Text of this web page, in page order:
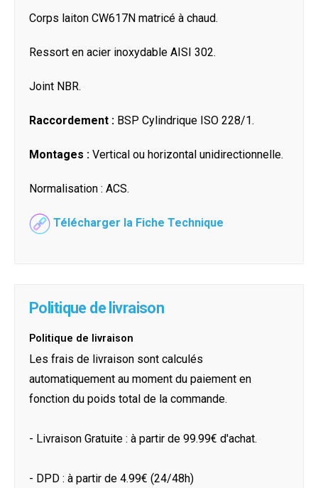
Corps laiton CW617N matricé à chaud.
Ressort en acier inoxydable AISI 302.
Joint NBR.
Raccordement : BSP Cylindrique ISO 228/1.
Montages : Vertical ou horizontal unidirectionnelle.
Normalisation : ACS.
Télécharger la Fiche Technique
Politique de livraison
Politique de livraison
Les frais de livraison sont calculés
automatiquement au moment du paiement en
fonction du poids total de la commande.
- Livraison Gratuite : à partir de 99.99€ d'achat.
- DPD : à partir de 4.99€ (24/48h)